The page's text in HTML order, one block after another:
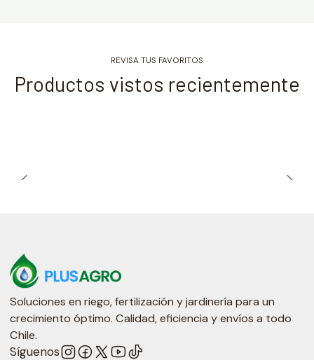
REVISA TUS FAVORITOS
Productos vistos recientemente
Soluciones en riego, fertilización y jardinería para un
crecimiento óptimo. Calidad, eficiencia y envíos a todo
Chile.
Síguenos